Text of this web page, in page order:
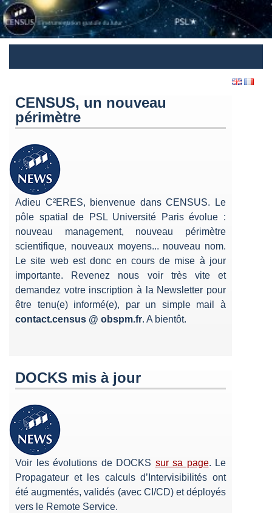
CENSUS, un nouveau
périmètre
Adieu C²ERES, bienvenue dans CENSUS. Le
pôle spatial de PSL Université Paris évolue :
nouveau management, nouveau périmètre
scientifique, nouveaux moyens... nouveau nom.
Le site web est donc en cours de mise à jour
importante. Revenez nous voir très vite et
demandez votre inscription à la Newsletter pour
être tenu(e) informé(e), par un simple mail à
contact.census @ obspm.fr. A bientôt.
DOCKS mis à jour
Voir les évolutions de DOCKS sur sa page. Le
Propagateur et les calculs d’Intervisibilités ont
été augmentés, validés (avec CI/CD) et déployés
vers le Remote Service.